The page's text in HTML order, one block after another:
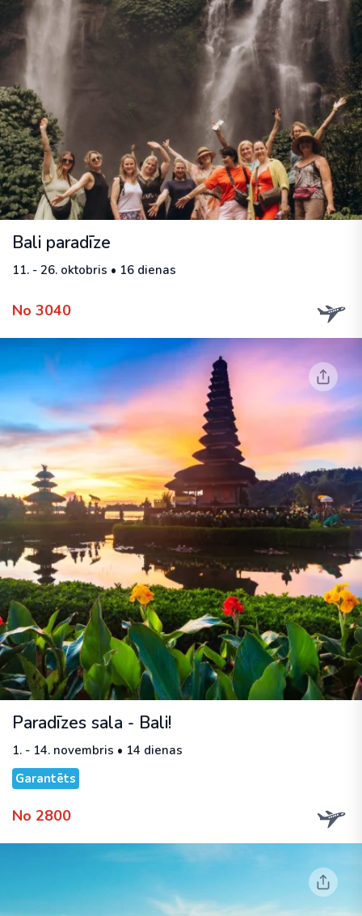
Bali paradīze
11. - 26. oktobris • 16 dienas
No 3040
Paradīzes sala - Bali!
1. - 14. novembris • 14 dienas
Garantēts
No 2800